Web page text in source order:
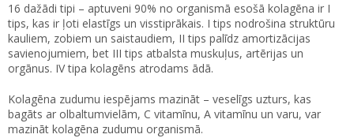
16 dažādi tipi – aptuveni 90% no organismā esošā kolagēna ir I
tips, kas ir ļoti elastīgs un visstiprākais. I tips nodrošina struktūru
kauliem, zobiem un saistaudiem, II tips palīdz amortizācijas
savienojumiem, bet III tips atbalsta muskuļus, artērijas un
orgānus. IV tipa kolagēns atrodams ādā.
Kolagēna zudumu iespējams mazināt – veselīgs uzturs, kas
bagāts ar olbaltumvielām, C vitamīnu, A vitamīnu un varu, var
mazināt kolagēna zudumu organismā.